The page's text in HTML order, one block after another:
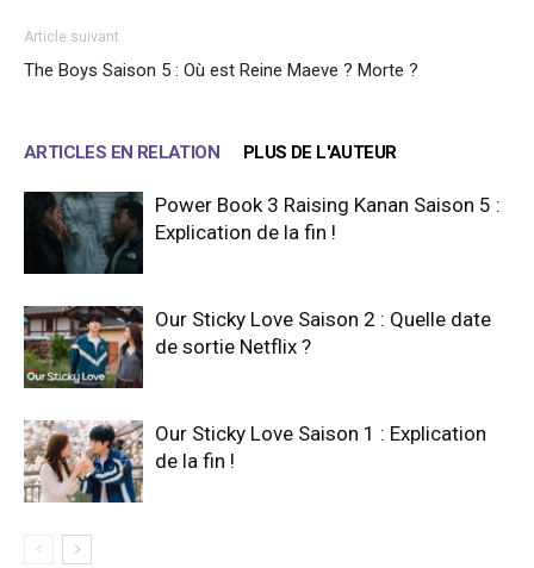
Article suivant
The Boys Saison 5 : Où est Reine Maeve ? Morte ?
ARTICLES EN RELATION PLUS DE L'AUTEUR
Power Book 3 Raising Kanan Saison 5 :
Explication de la fin !
Our Sticky Love Saison 2 : Quelle date
de sortie Netflix ?
Our Sticky Love Saison 1 : Explication
de la fin !